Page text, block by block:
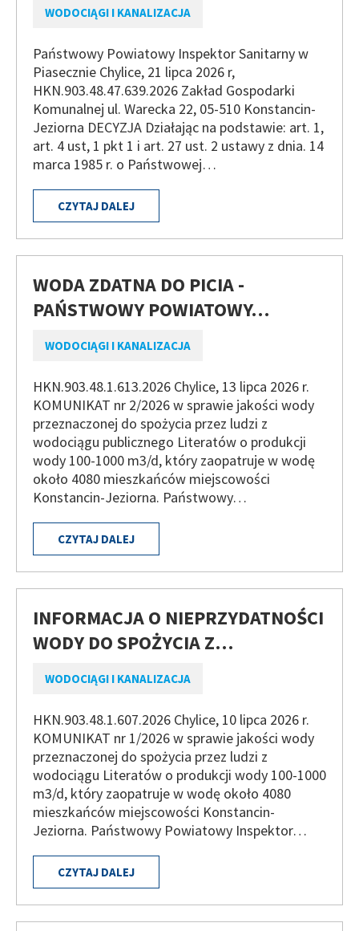
WODOCIĄGI I KANALIZACJA
Państwowy Powiatowy Inspektor Sanitarny w
Piasecznie Chylice, 21 lipca 2026 r,
HKN.903.48.47.639.2026 Zakład Gospodarki
Komunalnej ul. Warecka 22, 05-510 Konstancin-
Jeziorna DECYZJA Działając na podstawie: art. 1,
art. 4 ust, 1 pkt 1 i art. 27 ust. 2 ustawy z dnia. 14
marca 1985 r. o Państwowej…
CZYTAJ DALEJ
WODA ZDATNA DO PICIA -
PAŃSTWOWY POWIATOWY…
WODOCIĄGI I KANALIZACJA
HKN.903.48.1.613.2026 Chylice, 13 lipca 2026 r.
KOMUNIKAT nr 2/2026 w sprawie jakości wody
przeznaczonej do spożycia przez ludzi z
wodociągu publicznego Literatów o produkcji
wody 100-1000 m3/d, który zaopatruje w wodę
około 4080 mieszkańców miejscowości
Konstancin-Jeziorna. Państwowy…
CZYTAJ DALEJ
INFORMACJA O NIEPRZYDATNOŚCI
WODY DO SPOŻYCIA Z…
WODOCIĄGI I KANALIZACJA
HKN.903.48.1.607.2026 Chylice, 10 lipca 2026 r.
KOMUNIKAT nr 1/2026 w sprawie jakości wody
przeznaczonej do spożycia przez ludzi z
wodociągu Literatów o produkcji wody 100-1000
m3/d, który zaopatruje w wodę około 4080
mieszkańców miejscowości Konstancin-
Jeziorna. Państwowy Powiatowy Inspektor…
CZYTAJ DALEJ